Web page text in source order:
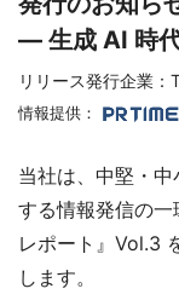
― 生成 AI 時
リリース発行企業：
情報提供：
当社は、中堅・
する情報発信の
レポート』Vol.3
します。